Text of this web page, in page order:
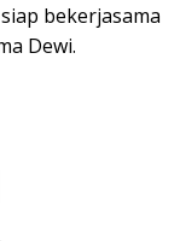
bekerjasama
Dewi.